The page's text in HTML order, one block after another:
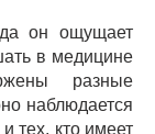
он ощущает
в медицине
разные
наблюдается
тех, кто имеет